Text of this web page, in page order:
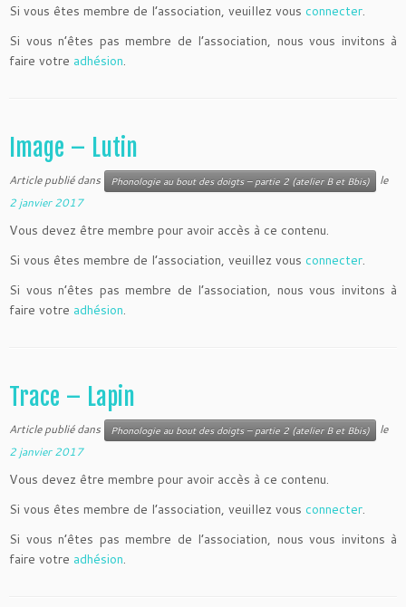
Si vous êtes membre de l’association, veuillez vous connecter.
Si vous n’êtes pas membre de l’association, nous vous invitons à
faire votre adhésion.
Image – Lutin
Article publié dans Phonologie au bout des doigts – partie 2 (atelier B et Bbis)
le
2 janvier 2017
Vous devez être membre pour avoir accès à ce contenu.
Si vous êtes membre de l’association, veuillez vous connecter.
Si vous n’êtes pas membre de l’association, nous vous invitons à
faire votre adhésion.
Trace – Lapin
Article publié dans Phonologie au bout des doigts – partie 2 (atelier B et Bbis)
le
2 janvier 2017
Vous devez être membre pour avoir accès à ce contenu.
Si vous êtes membre de l’association, veuillez vous connecter.
Si vous n’êtes pas membre de l’association, nous vous invitons à
faire votre adhésion.